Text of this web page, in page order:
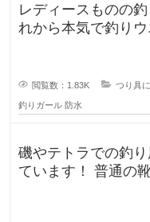
レディースものの釣
れから本気で釣り
閲覧数：1.83K つり具
釣りガール 防水
磯やテトラでの釣
ています！ 普通の